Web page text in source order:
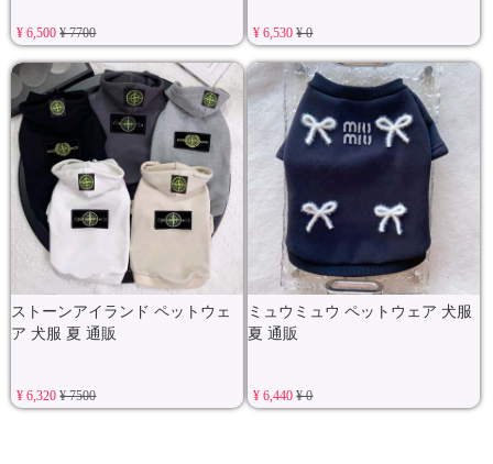
¥ 6,500¥ 7700 ¥ 6,530¥ 0
ストーンアイランド ペットウェ
ア 犬服 夏 通販
¥ 6,320¥ 7500
ミュウミュウ ペットウェア 犬服
夏 通販
¥ 6,440¥ 0